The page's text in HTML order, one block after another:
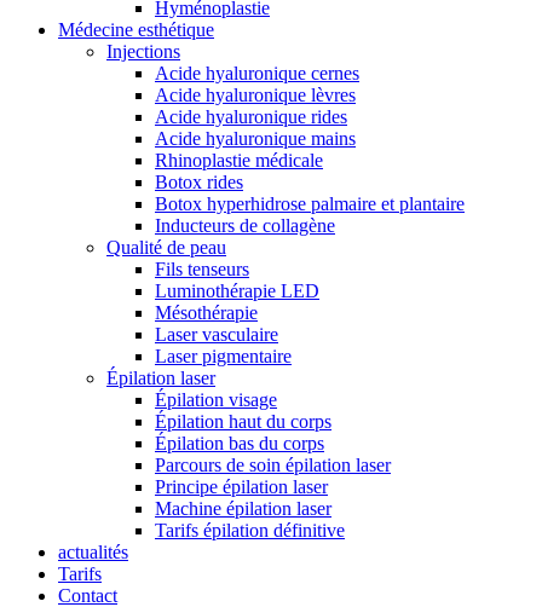
Hyménoplastie
Médecine esthétique
Injections
Acide hyaluronique cernes
Acide hyaluronique lèvres
Acide hyaluronique rides
Acide hyaluronique mains
Rhinoplastie médicale
Botox rides
Botox hyperhidrose palmaire et plantaire
Inducteurs de collagène
Qualité de peau
Fils tenseurs
Luminothérapie LED
Mésothérapie
Laser vasculaire
Laser pigmentaire
Épilation laser
Épilation visage
Épilation haut du corps
Épilation bas du corps
Parcours de soin épilation laser
Principe épilation laser
Machine épilation laser
Tarifs épilation définitive
actualités
Tarifs
Contact